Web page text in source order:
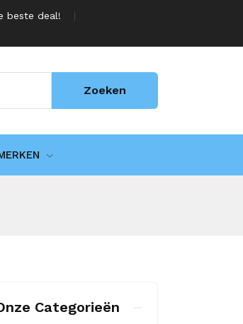
beste deal!
Zoeken
Categorieën